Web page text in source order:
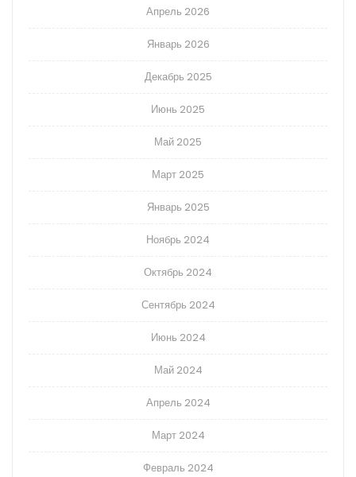
Апрель 2026
Январь 2026
Декабрь 2025
Июнь 2025
Май 2025
Март 2025
Январь 2025
Ноябрь 2024
Октябрь 2024
Сентябрь 2024
Июнь 2024
Май 2024
Апрель 2024
Март 2024
Февраль 2024